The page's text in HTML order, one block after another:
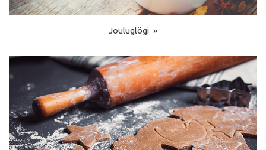
Jouluglögi